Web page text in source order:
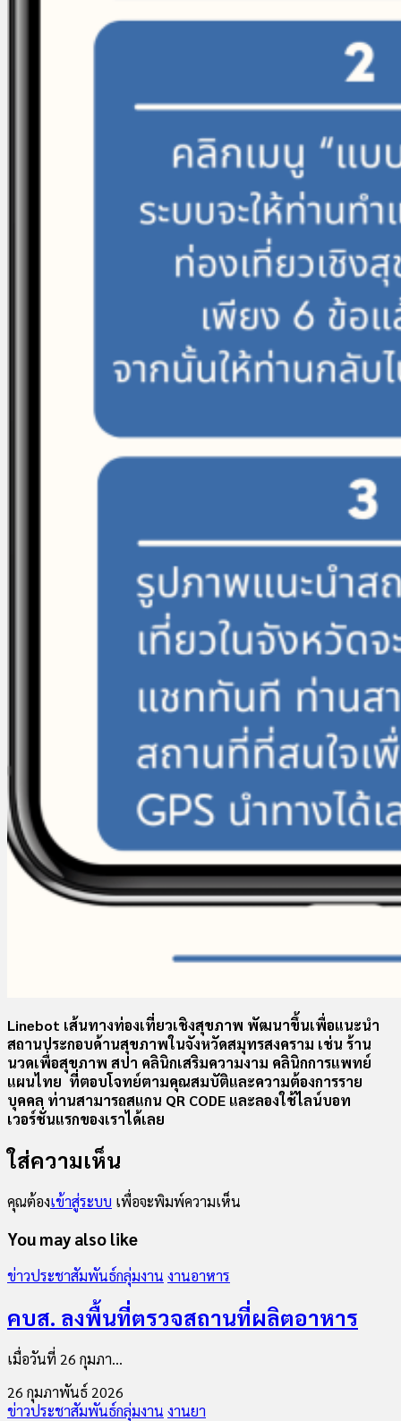
Linebot เส้นทางท่องเที่ยวเชิงสุขภาพ พัฒนาขึ้นเพื่อแนะนำ
สถานประกอบด้านสุขภาพในจังหวัดสมุทรสงคราม เช่น ร้าน
นวดเพื่อสุขภาพ สปา คลินิกเสริมความงาม คลินิกการแพทย์
แผนไทย ที่ตอบโจทย์ตามคุณสมบัติและความต้องการราย
บุคคล ท่านสามารถสแกน QR CODE และลองใช้ไลน์บอท
เวอร์ชั่นแรกของเราได้เลย
ใส่ความเห็น
คุณต้องเข้าสู่ระบบ เพื่อจะพิมพ์ความเห็น
You may also like
ข่าวประชาสัมพันธ์กลุ่มงาน งานอาหาร
คบส. ลงพื้นที่ตรวจสถานที่ผลิตอาหาร
เมื่อวันที่ 26 กุมภา...
26 กุมภาพันธ์ 2026
ข่าวประชาสัมพันธ์กลุ่มงาน งานยา